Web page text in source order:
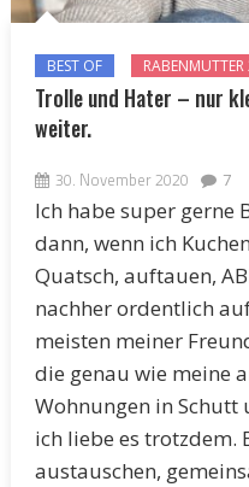
BEST OF
Trolle und Hater – nur
weiter.
30. November 2020 7
Ich habe super gerne
dann, wenn ich
Quatsch, auftauen,
nachher ordentlich
meisten meiner
die genau wie meine
Wohnungen in Schutt
ich liebe es trotzdem.
austauschen,